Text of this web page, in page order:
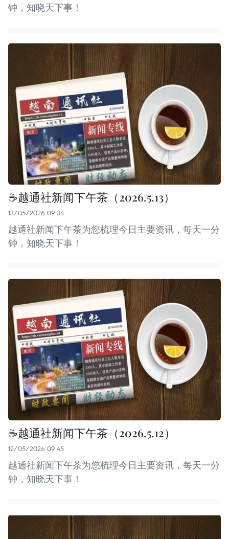
钟，知晓天下事！
☕️越通社新闻下午茶（2026.5.13）
13/05/2026 09:34
越通社新闻下午茶为您梳理今日主要资讯，每天一分
钟，知晓天下事！
☕️越通社新闻下午茶（2026.5.12）
12/05/2026 09:45
越通社新闻下午茶为您梳理今日主要资讯，每天一分
钟，知晓天下事！